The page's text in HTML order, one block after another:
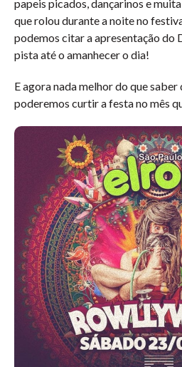
papeis picados, dançarinos e
que rolou durante a noite no
podemos citar a apresentação do
pista até o amanhecer o dia!
E agora nada melhor do que saber
poderemos curtir a festa no mês